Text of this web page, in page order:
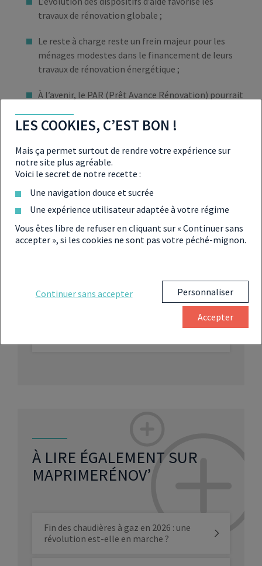
travaux de rénovation globale ;
Le reste à charge reste un frein majeur pour les
ménages modestes dans le financement de leurs
travaux de rénovation énergétique ;
À l’avenir, le PAR (Prêt Avance Rénovation) pourrait
La prestation d’accompagnement MaPrimeRénov’
pour les ménages modestes sera revalorisée de 800
euros.
Mal-logement : ce rapport effarant
À LIRE ÉGALEMENT SUR
MAPRIMERÉNOV’
Fin des chaudières à gaz en 2026 : une
révolution est-elle en marche ?
LES COOKIES, C’EST BON !
Mais ça permet surtout de rendre votre expérience sur
notre site plus agréable.
Voici le secret de notre recette :
Une navigation douce et sucrée
Une expérience utilisateur adaptée à votre régime
Vous êtes libre de refuser en cliquant sur « Continuer sans
accepter », si les cookies ne sont pas votre péché-mignon.
Continuer sans accepter Personnaliser
Accepter